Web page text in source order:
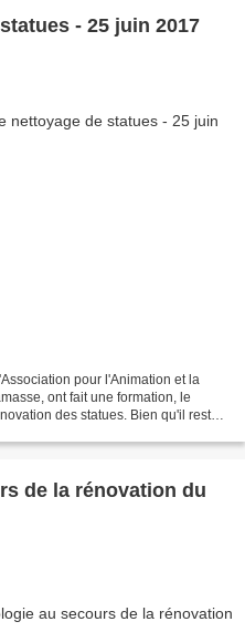
- 25 juin 2017
pour l'Animation et la
ont fait une formation, le
des statues. Bien qu'il reste
de la rénovation du